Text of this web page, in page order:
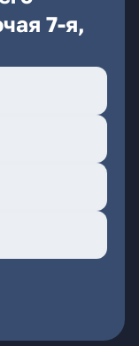
7-я,